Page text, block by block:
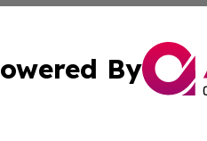
By